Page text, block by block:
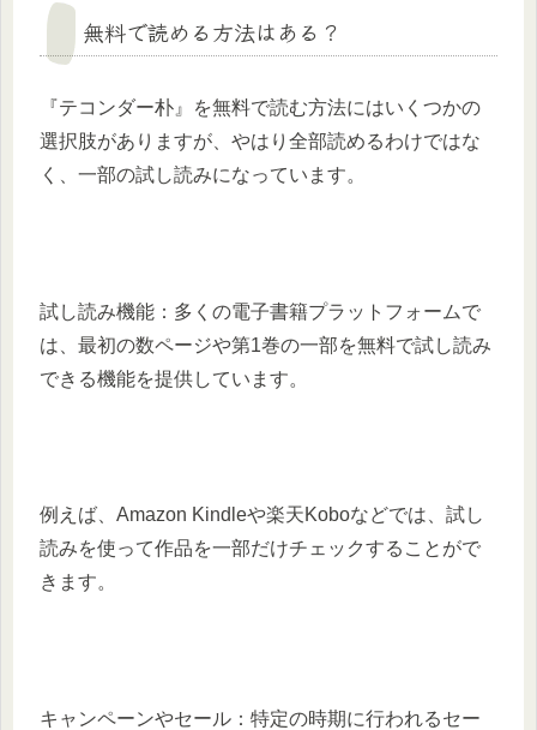
無料で読める方法はある？
『テコンダー朴』を無料で読む方法にはいくつかの
選択肢がありますが、やはり全部読めるわけではな
く、一部の試し読みになっています。
試し読み機能：多くの電子書籍プラットフォームで
は、最初の数ページや第1巻の一部を無料で試し読み
できる機能を提供しています。
例えば、Amazon Kindleや楽天Koboなどでは、試し
読みを使って作品を一部だけチェックすることがで
きます。
キャンペーンやセール：特定の時期に行われるセー